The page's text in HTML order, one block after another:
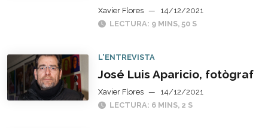
Xavier Flores —
14/12/2021
LECTURA: 9 MINS, 50 S
L'ENTREVISTA
José Luis Aparicio, fotògraf
Xavier Flores —
14/12/2021
LECTURA: 6 MINS, 2 S